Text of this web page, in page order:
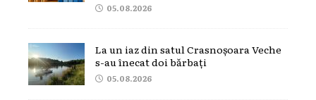
05.08.2026
La un iaz din satul Crasnoșoara Veche
s-au înecat doi bărbați
05.08.2026